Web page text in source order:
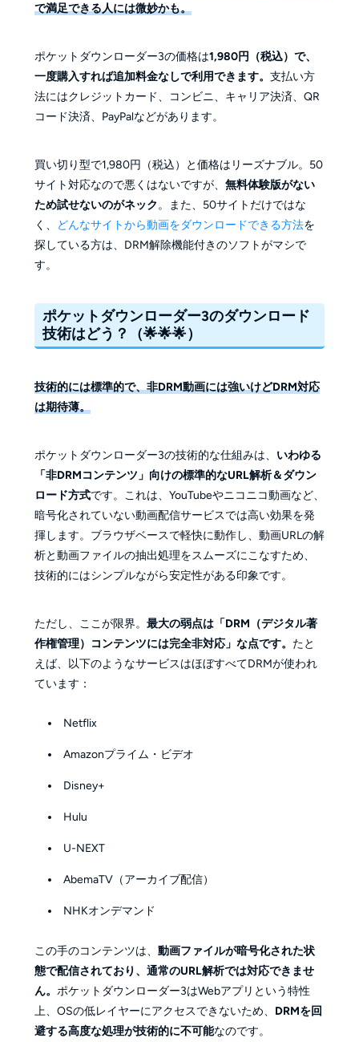
で満足できる人には微妙かも。
ポケットダウンローダー3の価格は1,980円（税込）で、
一度購入すれば追加料金なしで利用できます。 支払い方
法にはクレジットカード、コンビニ、キャリア決済、QR
コード決済、PayPalなどがあります。
買い切り型で1,980円（税込）と価格はリーズナブル。50
サイト対応なので悪くはないですが、 無料体験版がない
ため試せないのがネック。また、50サイトだけではな
く、
どんなサイトから動画をダウンロードできる方法を
探している方は、DRM解除機能付きのソフトがマシで
す。
ポケットダウンローダー3のダウンロード
技術はどう？（🌟🌟🌟）
技術的には標準的で、非DRM動画には強いけどDRM対応
は期待薄。
ポケットダウンローダー3の技術的な仕組みは、 いわゆる
「非DRMコンテンツ」向けの標準的なURL解析＆ダウン
ロード方式です。これは、YouTubeやニコニコ動画など、
暗号化されていない動画配信サービスでは高い効果を発
揮します。ブラウザベースで軽快に動作し、動画URLの解
析と動画ファイルの抽出処理をスムーズにこなすため、
技術的にはシンプルながら安定性がある印象です。
ただし、ここが限界。 最大の弱点は「DRM（デジタル著
作権管理）コンテンツには完全非対応」な点です。 たと
えば、以下のようなサービスはほぼすべてDRMが使われ
ています：
Netflix
Amazonプライム・ビデオ
Disney+
Hulu
U-NEXT
AbemaTV（アーカイブ配信）
NHKオンデマンド
この手のコンテンツは、 動画ファイルが暗号化された状
態で配信されており、通常のURL解析では対応できませ
ん。 ポケットダウンローダー3はWebアプリという特性
上、OSの低レイヤーにアクセスできないため、 DRMを回
避する高度な処理が技術的に不可能なのです。